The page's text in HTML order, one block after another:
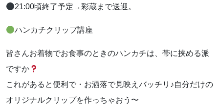
21:00頃終了予定→彩蔵まで送迎。
ハンカチクリップ講座
皆さんお着物でお食事のときのハンカチは、帯に挟める派
ですか
これがあると便利で・お洒落で見映えバッチリ♪自分だけの
オリジナルクリップを作っちゃおう〜